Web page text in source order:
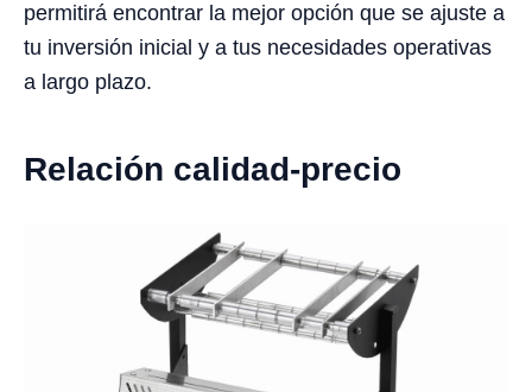
permitirá encontrar la mejor opción que se ajuste a
tu inversión inicial y a tus necesidades operativas
a largo plazo.
Relación calidad-precio